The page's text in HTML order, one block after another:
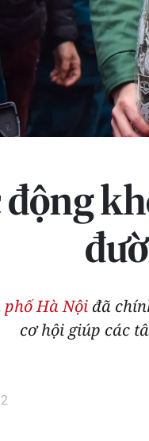
Hà Nộiđã
cơ hội giúp các